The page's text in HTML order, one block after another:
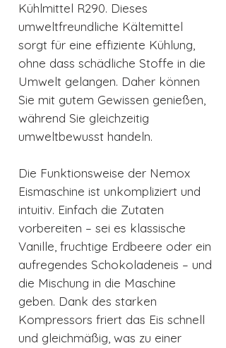
Kühlmittel R290. Dieses
umweltfreundliche Kältemittel
sorgt für eine effiziente Kühlung,
ohne dass schädliche Stoffe in die
Umwelt gelangen. Daher können
Sie mit gutem Gewissen genießen,
während Sie gleichzeitig
umweltbewusst handeln.
Die Funktionsweise der Nemox
Eismaschine ist unkompliziert und
intuitiv. Einfach die Zutaten
vorbereiten – sei es klassische
Vanille, fruchtige Erdbeere oder ein
aufregendes Schokoladeneis – und
die Mischung in die Maschine
geben. Dank des starken
Kompressors friert das Eis schnell
und gleichmäßig, was zu einer